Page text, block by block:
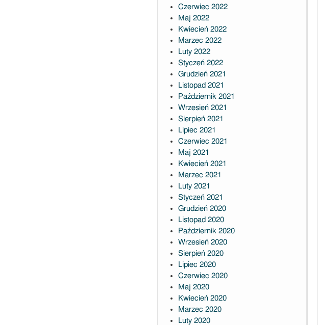
Czerwiec 2022
Maj 2022
Kwiecień 2022
Marzec 2022
Luty 2022
Styczeń 2022
Grudzień 2021
Listopad 2021
Październik 2021
Wrzesień 2021
Sierpień 2021
Lipiec 2021
Czerwiec 2021
Maj 2021
Kwiecień 2021
Marzec 2021
Luty 2021
Styczeń 2021
Grudzień 2020
Listopad 2020
Październik 2020
Wrzesień 2020
Sierpień 2020
Lipiec 2020
Czerwiec 2020
Maj 2020
Kwiecień 2020
Marzec 2020
Luty 2020